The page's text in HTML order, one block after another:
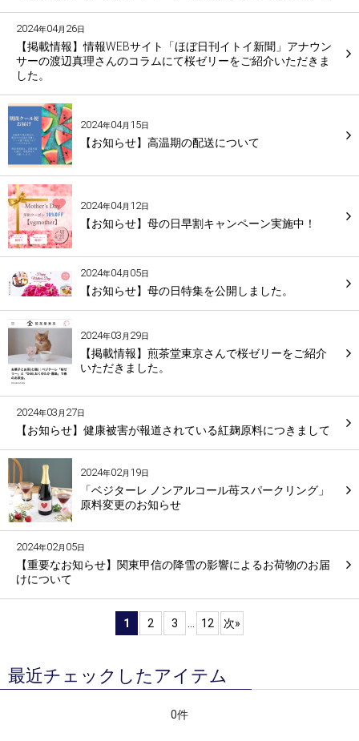
2024年04月 26日
【掲載情報】情報WEBサイト「ほぼ日刊イトイ新聞」アナウン
サーの渡辺真理さんのコラムにて桜ゼリーをご紹介いただきま
した。
2024年04月 15日
【お知らせ】高温期の配送について
2024年04月 12日
【お知らせ】母の日早割キャンペーン実施中！
2024年04月 05日
【お知らせ】母の日特集を公開しました。
2024年03 月 29日
【掲載情報】煎茶堂東京さんで桜ゼリーをご紹介
いただきました。
2024年03 月 27日
【お知らせ】健康被害が報道されている紅麹原料につきまして
2024年02月 19日
「ベジターレ ノンアルコール苺スパークリング」
原料変更のお知らせ
2024年02月 05日
【重要なお知らせ】関東甲信の降雪の影響によるお荷物のお届
けについて
1 2 3 12 次»
最近チェックしたアイテム
0件